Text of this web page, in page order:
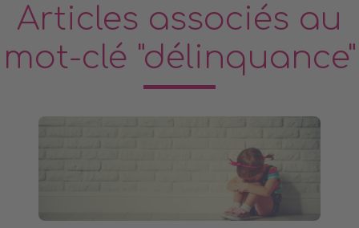
Articles associés au
mot-clé "délinquance"